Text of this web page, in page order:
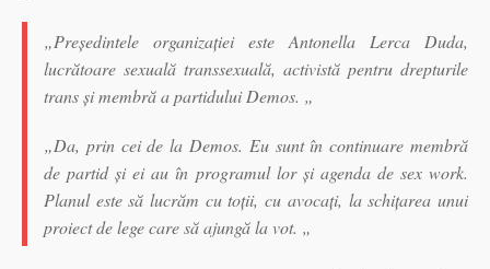
„Președintele organizației este Antonella Lerca Duda,
lucrătoare sexuală transsexuală, activistă pentru drepturile
trans și membră a partidului Demos. „
„Da, prin cei de la Demos. Eu sunt în continuare membră
de partid și ei au în programul lor și agenda de sex work.
Planul este să lucrăm cu toții, cu avocați, la schițarea unui
proiect de lege care să ajungă la vot. „